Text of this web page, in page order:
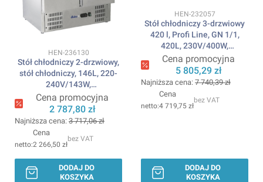
Kod produktu
HEN-236130
Stół chłodniczy 2-drzwiowy,
stół chłodniczy, 146L, 220-
240V/143W,
900x700x(H)850mm ARKTIC
Cena promocyjna
2 787,80 zł
Najniższa cena: 3 717,06 zł
Cena
2 266,50 zł
bez VAT
DODAJ DO
KOSZYKA
Kod produktu
HEN-232057
Stół chłodniczy 3-drzwiowy
420 l, Profi Line, GN 1/1,
420L, 230V/400W,
1795x700x(H)879mm
ARKTIC
Cena promocyjna
5 805,29 zł
Najniższa cena: 7 740,39 zł
Cena
4 719,75 zł
bez VAT
DODAJ DO
KOSZYKA